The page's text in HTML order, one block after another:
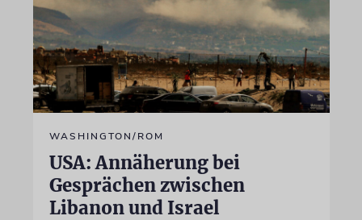
WASHINGTON/ROM
USA: Annäherung bei
Gesprächen zwischen
Libanon und Israel